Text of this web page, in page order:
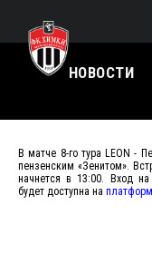
НОВОСТИ
В матче 8-го тура LEON -
пензенским «Зенитом».
начнется в 13:00. Вход
будет доступна на